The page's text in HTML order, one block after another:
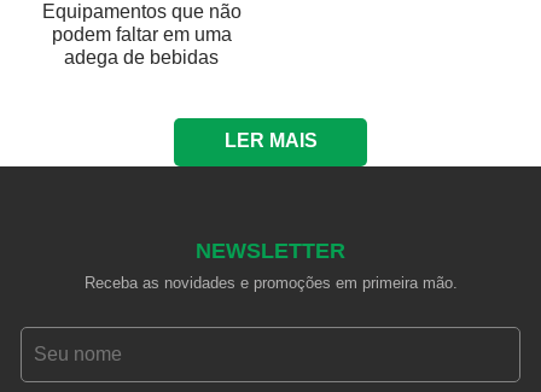
Equipamentos que não
podem faltar em uma
adega de bebidas
LER MAIS
NEWSLETTER
Receba as novidades e promoções em primeira mão.